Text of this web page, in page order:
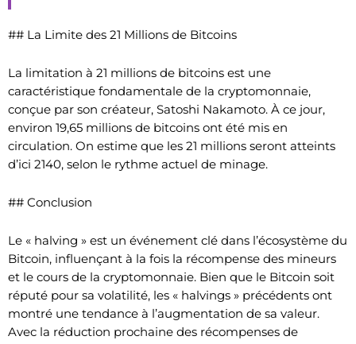
## La Limite des 21 Millions de Bitcoins
La limitation à 21 millions de bitcoins est une
caractéristique fondamentale de la cryptomonnaie,
conçue par son créateur, Satoshi Nakamoto. À ce jour,
environ 19,65 millions de bitcoins ont été mis en
circulation. On estime que les 21 millions seront atteints
d’ici 2140, selon le rythme actuel de minage.
## Conclusion
Le « halving » est un événement clé dans l’écosystème du
Bitcoin, influençant à la fois la récompense des mineurs
et le cours de la cryptomonnaie. Bien que le Bitcoin soit
réputé pour sa volatilité, les « halvings » précédents ont
montré une tendance à l’augmentation de sa valeur.
Avec la réduction prochaine des récompenses de